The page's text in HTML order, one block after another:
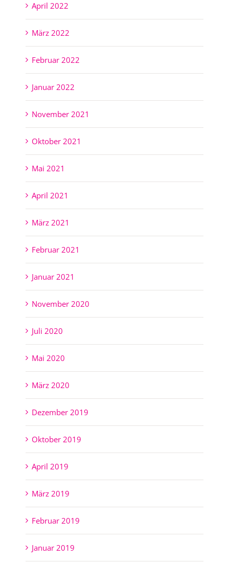
April 2022
März 2022
Februar 2022
Januar 2022
November 2021
Oktober 2021
Mai 2021
April 2021
März 2021
Februar 2021
Januar 2021
November 2020
Juli 2020
Mai 2020
März 2020
Dezember 2019
Oktober 2019
April 2019
März 2019
Februar 2019
Januar 2019